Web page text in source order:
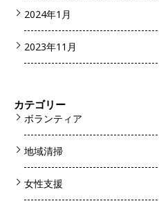
2024年1月
2023年11月
カテゴリー
ボランティア
地域清掃
女性支援